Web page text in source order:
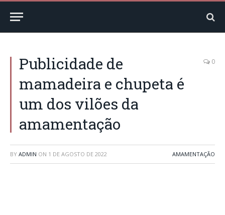
Publicidade de
mamadeira e chupeta é
um dos vilões da
amamentação
0
BY ADMIN ON 1 DE AGOSTO DE 2022 AMAMENTAÇÃO